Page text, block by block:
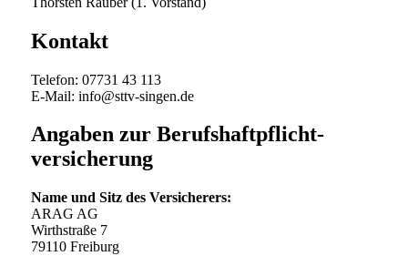
Kontakt
Telefon: 07731 43 113
E-Mail: info@sttv-singen.de
Angaben zur Berufs­haftpflicht­
versicherung
Name und Sitz des Versicherers:
ARAG AG
Wirthstraße 7
79110 Freiburg